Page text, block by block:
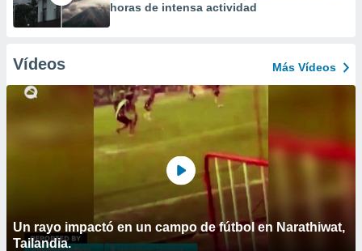
horas de intensa actividad
Vídeos Más Vídeos
Un rayo impactó en un campo de fútbol en Narathiwat,
Tailandia.